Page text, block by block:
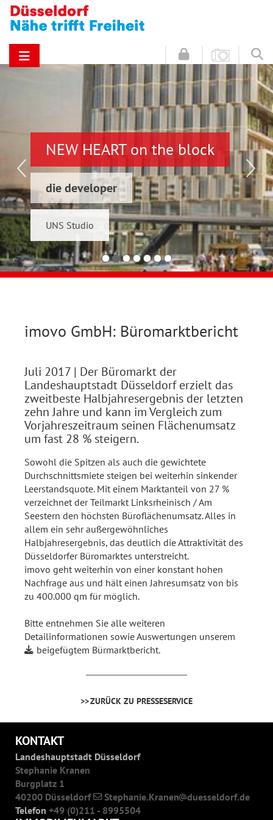
NEW HEART on the block
die developer
UNS Studio
Hinz & Kunz
Schwelmer7 GmbH
Konrad & Wennemar
imovo GmbH: Büromarktbericht
Juli 2017 | Der Büromarkt der
Landeshauptstadt Düsseldorf erzielt das
zweitbeste Halbjahresergebnis der letzten
zehn Jahre und kann im Vergleich zum
Vorjahreszeitraum seinen Flächenumsatz
um fast 28 % steigern.
Sowohl die Spitzen als auch die gewichtete
Durchschnittsmiete steigen bei weiterhin sinkender
Leerstandsquote. Mit einem Marktanteil von 27 %
verzeichnet der Teilmarkt Linksrheinisch / Am
Seestern den höchsten Büroflächenumsatz. Alles in
allem ein sehr außergewöhnliches
Halbjahresergebnis, das deutlich die Attraktivität des
Düsseldorfer Büromarktes unterstreicht.
imovo geht weiterhin von einer konstant hohen
Nachfrage aus und hält einen Jahresumsatz von bis
zu 400.000 qm für möglich.
Bitte entnehmen Sie alle weiteren
Detailinformationen sowie Auswertungen unserem
beigefügtem Bürmarktbericht.
ZURÜCK ZU PRESSESERVICE
KONTAKT
Landeshauptstadt Düsseldorf
Stephanie Kranen
Burgplatz 1
40200 Düsseldorf
Stephanie.Kranen
duesseldorf.de
Telefon +49 (0)211 - 8995504